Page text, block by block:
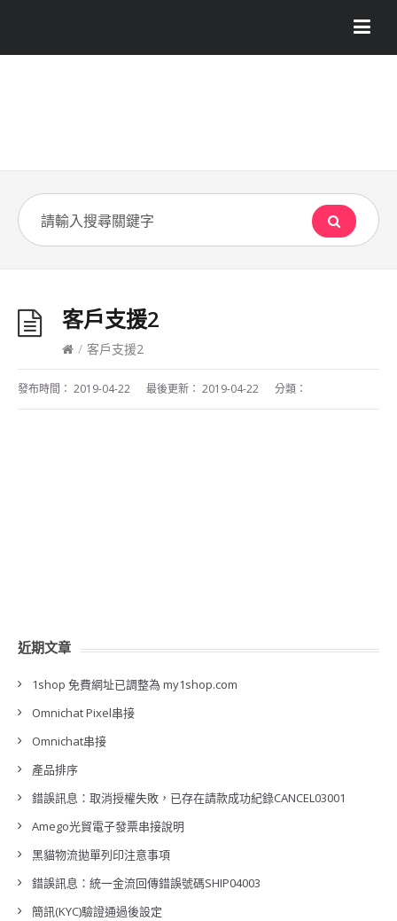
客戶支援2
/ 客戶支援2
發布時間： 2019-04-22 最後更新： 2019-04-22 分類：
近期文章
1shop 免費網址已調整為 my1shop.com
Omnichat Pixel串接
Omnichat串接
產品排序
錯誤訊息：取消授權失敗，已存在請款成功紀錄CANCEL03001
Amego光貿電子發票串接說明
黑貓物流拋單列印注意事項
錯誤訊息：統一金流回傳錯誤號碼SHIP04003
簡訊(KYC)驗證通過後設定